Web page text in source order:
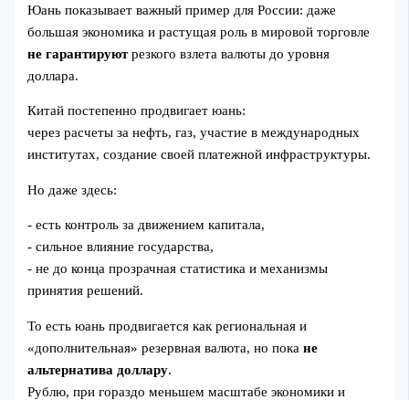
Юань показывает важный пример для России: даже
большая экономика и растущая роль в мировой торговле
не гарантируютрезкого взлета валюты до уровня
доллара.
Китай постепенно продвигает юань:
через расчеты за нефть, газ, участие в международных
институтах, создание своей платежной инфраструктуры.
Но даже здесь:
- есть контроль за движением капитала,
- сильное влияние государства,
- не до конца прозрачная статистика и механизмы
принятия решений.
То есть юань продвигается как региональная и
«дополнительная» резервная валюта, но покане
альтернатива доллару.
Рублю, при гораздо меньшем масштабе экономики и